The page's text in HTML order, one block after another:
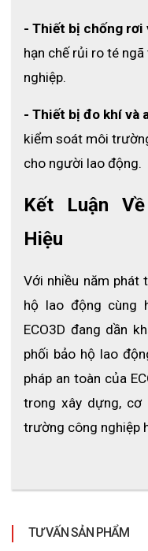
- Thiết bị chống rơi
hạn chế rủi ro té
nghiệp.
- Thiết bị đo khí và
kiểm soát môi
cho người lao động.
Kết Luận
Hiệu
Với nhiều năm phát
hộ lao động cùng
ECO3D đang dần
phối bảo hộ lao
pháp an toàn của
trong xây dựng, cơ
trường công nghiệp
TƯ VẤN SẢN PHẨM